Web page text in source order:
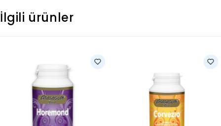
İlgili ürünler